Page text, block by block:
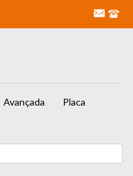
Avançada Placa